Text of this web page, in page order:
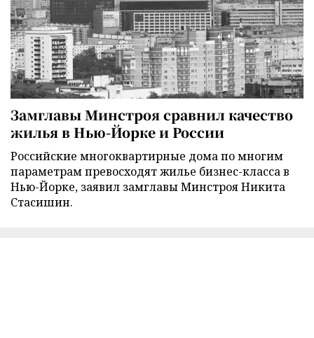
Замглавы Минстроя сравнил качество
жилья в Нью-Йорке и России
Российские многоквартирные дома по многим
параметрам превосходят жилье бизнес-класса в
Нью-Йорке, заявил замглавы Минстроя Никита
Стасишин.